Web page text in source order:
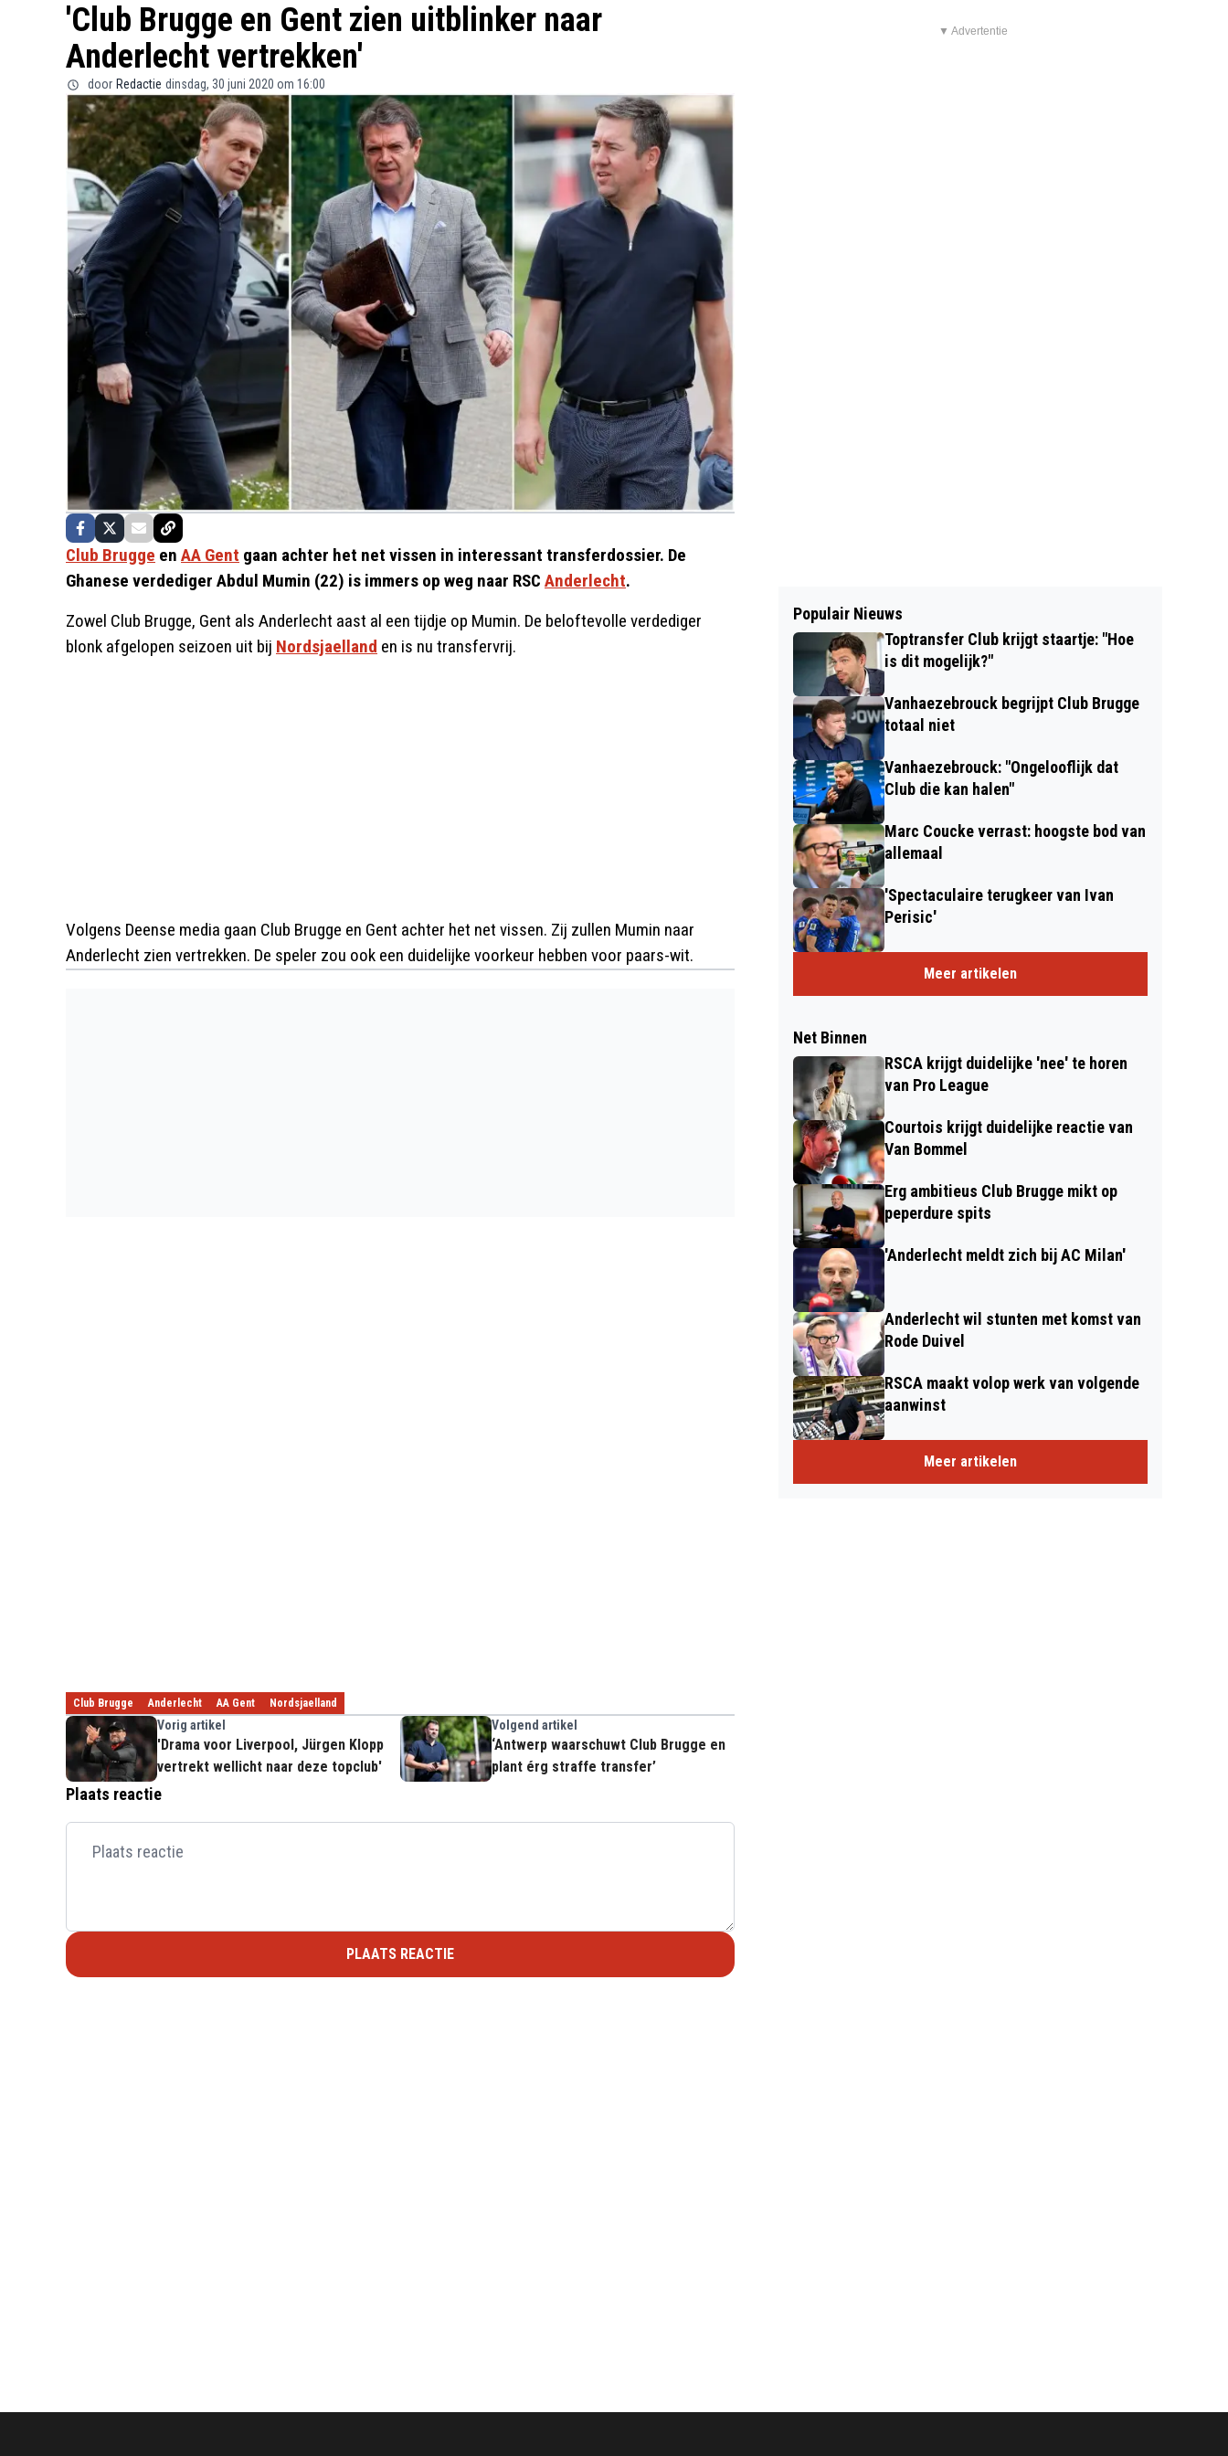
'Club Brugge en Gent zien uitblinker naar
Anderlecht vertrekken'
door Redactie dinsdag, 30 juni 2020 om 16:00
Club Brugge en AA Gent gaan achter het net vissen in interessant transferdossier. De
Ghanese verdediger Abdul Mumin (22) is immers op weg naar RSC Anderlecht.
Zowel Club Brugge, Gent als Anderlecht aast al een tijdje op Mumin. De beloftevolle verdediger
blonk afgelopen seizoen uit bij Nordsjaelland en is nu transfervrij.
Volgens Deense media gaan Club Brugge en Gent achter het net vissen. Zij zullen Mumin naar
Anderlecht zien vertrekken. De speler zou ook een duidelijke voorkeur hebben voor paars-wit.
Club Brugge Anderlecht AA Gent Nordsjaelland
Vorig artikel
'Drama voor Liverpool, Jürgen Klopp
vertrekt wellicht naar deze topclub'
Volgend artikel
‘Antwerp waarschuwt Club Brugge en
plant érg straffe transfer’
Plaats reactie
PLAATS REACTIE
▼ Advertentie
Populair Nieuws
Toptransfer Club krijgt staartje: "Hoe
is dit mogelijk?"
Vanhaezebrouck begrijpt Club Brugge
totaal niet
Vanhaezebrouck: "Ongelooflijk dat
Club die kan halen"
Marc Coucke verrast: hoogste bod van
allemaal
'Spectaculaire terugkeer van Ivan
Perisic'
Meer artikelen
Net Binnen
RSCA krijgt duidelijke 'nee' te horen
van Pro League
Courtois krijgt duidelijke reactie van
Van Bommel
Erg ambitieus Club Brugge mikt op
peperdure spits
'Anderlecht meldt zich bij AC Milan'
Anderlecht wil stunten met komst van
Rode Duivel
RSCA maakt volop werk van volgende
aanwinst
Meer artikelen